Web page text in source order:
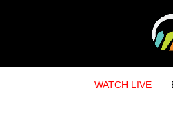
WATCH LIVE